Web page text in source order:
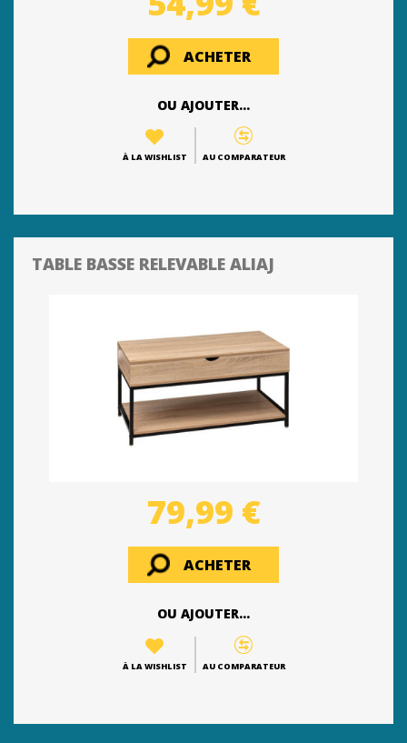
ACHETER
OU AJOUTER...
À LA WISHLIST AU COMPARATEUR
TABLE BASSE RELEVABLE ALIAJ
79,99 €
ACHETER
OU AJOUTER...
À LA WISHLIST AU COMPARATEUR